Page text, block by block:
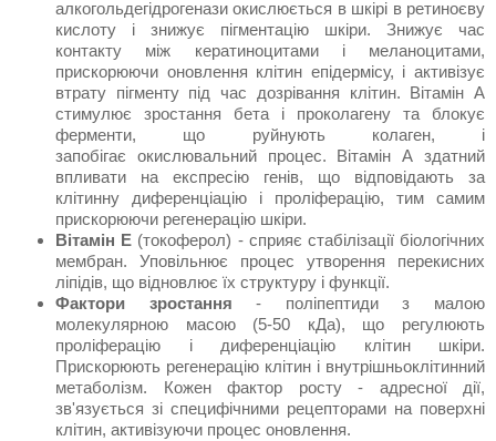
алкогольдегідрогенази окислюється в шкірі в ретиноєву
кислоту і знижує пігментацію шкіри. Знижує час
контакту між кератиноцитами і меланоцитами,
прискорюючи оновлення клітин епідермісу, і активізує
втрату пігменту під час дозрівання клітин. Вітамін А
стимулює зростання бета і проколагену та блокує
ферменти, що руйнують колаген, і
запобігає окислювальний процес. Вітамін А здатний
впливати на експресію генів, що відповідають за
клітинну диференціацію і проліферацію, тим самим
прискорюючи регенерацію шкіри.
Вітамін Е (токоферол) - сприяє стабілізації біологічних
мембран. Уповільнює процес утворення перекисних
ліпідів, що відновлює їх структуру і функції.
Фактори зростання - поліпептиди з малою
молекулярною масою (5-50 кДа), що регулюють
проліферацію і диференціацію клітин шкіри.
Прискорюють регенерацію клітин і внутрішньоклітинний
метаболізм. Кожен фактор росту - адресної дії,
зв'язується зі специфічними рецепторами на поверхні
клітин, активізуючи процес оновлення.